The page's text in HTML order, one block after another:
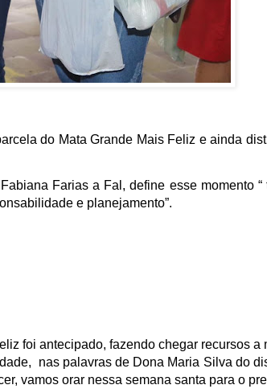
do Mata Grande Mais Feliz e ainda
Farias a Fal, define esse momento “
e planejamento”.
foi antecipado, fazendo chegar recursos a
nas palavras de Dona Maria Silva do
vamos orar nessa semana santa para o